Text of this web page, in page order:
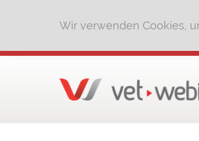
Wir verwenden Cookies,